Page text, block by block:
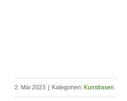
2. Mai 2023 Kategorien: Kunstrasen